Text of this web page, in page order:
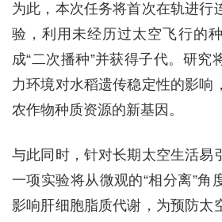
为此，本次任务将首次在轨进行
验，利用未经历过太空飞行的
成“二次播种”并获得子代。研究
力环境对水稻遗传稳定性的影响
农作物种质资源的新基因。
与此同时，针对长期太空生活易
一项实验将从微观的“相分离”角
影响肝细胞脂质代谢，为预防太